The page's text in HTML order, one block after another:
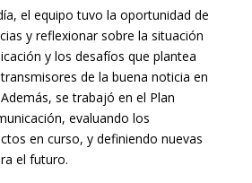
el equipo tuvo la oportunidad de
y reflexionar sobre la situación
y los desafíos que plantea
de la buena noticia en
se trabajó en el Plan
evaluando los
en curso, y definiendo nuevas
el futuro.